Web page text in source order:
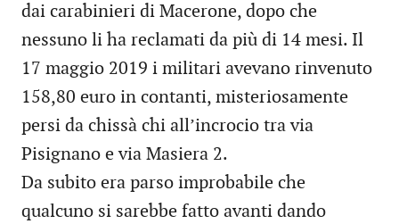
dai carabinieri di Macerone, dopo che
nessuno li ha reclamati da più di 14 mesi. Il
17 maggio 2019 i militari avevano rinvenuto
158,80 euro in contanti, misteriosamente
persi da chissà chi all’incrocio tra via
Pisignano e via Masiera 2.
Da subito era parso improbabile che
qualcuno si sarebbe fatto avanti dando